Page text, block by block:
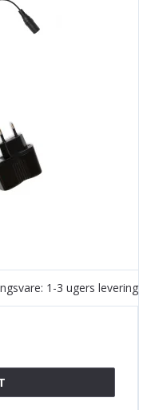
1-3 ugers levering